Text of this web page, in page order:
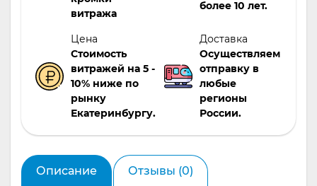
витража
более 10 лет.
Цена
Стоимость
витражей на 5 -
10% ниже по
рынку
Екатеринбургу.
Доставка
Осуществляем
отправку в
любые
регионы
России.
Описание Отзывы (0)